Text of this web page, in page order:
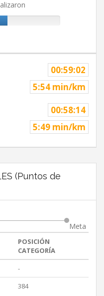
00:59:02
5:54 min/km
00:58:14
5:49 min/km
(Puntos de
Meta
POSICIÓN
CATEGORÍA
-
384